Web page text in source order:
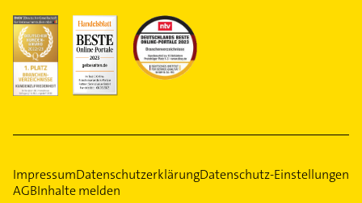
ImpressumDatenschutzerklärungDatenschutz-Einstellungen
AGBInhalte melden